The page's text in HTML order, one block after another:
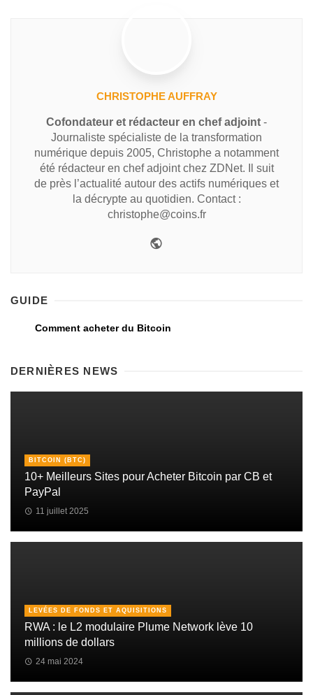
CHRISTOPHE AUFFRAY
Cofondateur et rédacteur en chef adjoint -
Journaliste spécialiste de la transformation
numérique depuis 2005, Christophe a notamment
été rédacteur en chef adjoint chez ZDNet. Il suit
de près l’actualité autour des actifs numériques et
la décrypte au quotidien. Contact :
christophe@coins.fr
GUIDE
Comment acheter du Bitcoin
DERNIÈRES NEWS
BITCOIN (BTC)
10+ Meilleurs Sites pour Acheter Bitcoin par CB et
PayPal
11 juillet 2025
LEVÉES DE FONDS ET AQUISITIONS
RWA : le L2 modulaire Plume Network lève 10
millions de dollars
24 mai 2024